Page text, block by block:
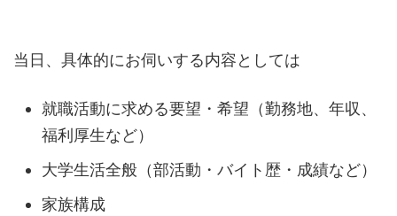
当日、具体的にお伺いする内容としては
就職活動に求める要望・希望（勤務地、年収、
福利厚生など）
大学生活全般（部活動・バイト歴・成績など）
家族構成